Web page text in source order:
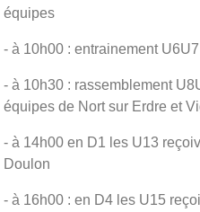
équipes
- à 10h00 : entrainement U6U7
- à 10h30 : rassemblement
équipes de Nort sur Erdre et
- à 14h00 en D1 les U13
Doulon
- à 16h00 : en D4 les U15